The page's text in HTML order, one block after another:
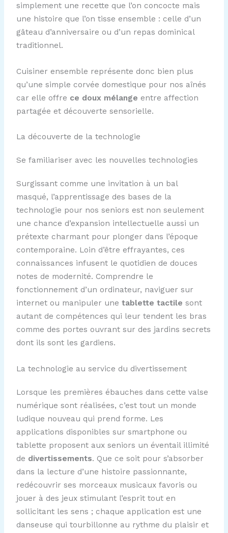
simplement une recette que l’on concocte mais
une histoire que l’on tisse ensemble : celle d’un
gâteau d’anniversaire ou d’un repas dominical
traditionnel.
Cuisiner ensemble représente donc bien plus
qu’une simple corvée domestique pour nos aînés
car elle offre ce doux mélange entre affection
partagée et découverte sensorielle.
La découverte de la technologie
Se familiariser avec les nouvelles technologies
Surgissant comme une invitation à un bal
masqué, l’apprentissage des bases de la
technologie pour nos seniors est non seulement
une chance d’expansion intellectuelle aussi un
prétexte charmant pour plonger dans l’époque
contemporaine. Loin d’être effrayantes, ces
connaissances infusent le quotidien de douces
notes de modernité. Comprendre le
fonctionnement d’un ordinateur, naviguer sur
internet ou manipuler unetablette tactile sont
autant de compétences qui leur tendent les bras
comme des portes ouvrant sur des jardins secrets
dont ils sont les gardiens.
La technologie au service du divertissement
Lorsque les premières ébauches dans cette valse
numérique sont réalisées, c’est tout un monde
ludique nouveau qui prend forme. Les
applications disponibles sur smartphone ou
tablette proposent aux seniors un éventail illimité
de divertissements. Que ce soit pour s’absorber
dans la lecture d’une histoire passionnante,
redécouvrir ses morceaux musicaux favoris ou
jouer à des jeux stimulant l’esprit tout en
sollicitant les sens ; chaque application est une
danseuse qui tourbillonne au rythme du plaisir et